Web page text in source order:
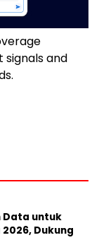
signals and
Data untuk
Dukung